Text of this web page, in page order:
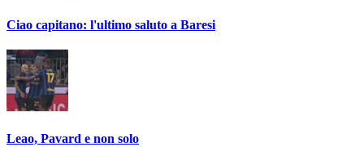
Ciao capitano: l'ultimo saluto a Baresi
Leao, Pavard e non solo